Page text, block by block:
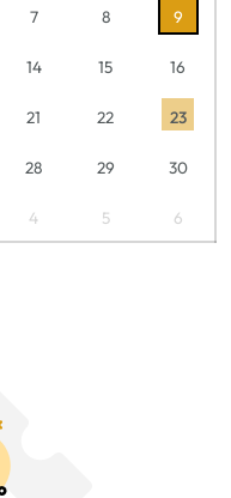
7 8 9
14 15 16
21 22 23
28 29 30
4 5 6